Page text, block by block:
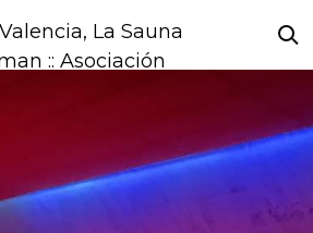
La Sauna
:: Asociación